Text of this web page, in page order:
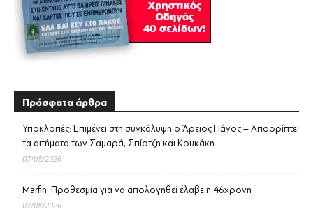
Πρόσφατα άρθρα
Υποκλοπές: Επιμένει στη συγκάλυψη ο Άρειος Πάγος – Απορρίπτει
τα αιτήματα των Σαμαρά, Σπίρτζη και Κουκάκη
07/08/2026
Marfin: Προθεσμία για να απολογηθεί έλαβε η 46χρονη
07/08/2026